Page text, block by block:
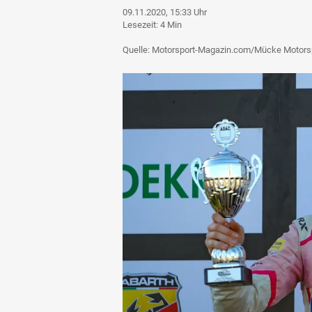
09.11.2020, 15:33 Uhr
Lesezeit: 4 Min
Quelle: Motorsport-Magazin.com/Mücke